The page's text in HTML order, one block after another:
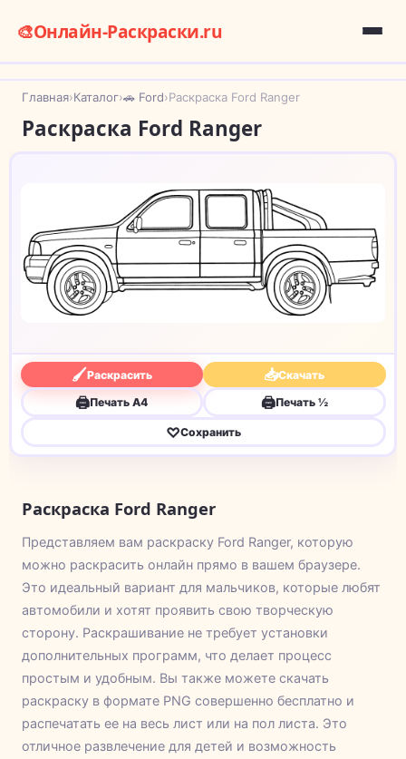
🎨Онлайн-Раскраски.ru
Главная›Каталог›🚗 Ford›Раскраска Ford Ranger
Раскраска Ford Ranger
🖌Раскрасить 📥Скачать
🖨Печать A4 🖨Печать ½
♡Сохранить
Раскраска Ford Ranger
Представляем вам раскраску Ford Ranger, которую
можно раскрасить онлайн прямо в вашем браузере.
Это идеальный вариант для мальчиков, которые любят
автомобили и хотят проявить свою творческую
сторону. Раскрашивание не требует установки
дополнительных программ, что делает процесс
простым и удобным. Вы также можете скачать
раскраску в формате PNG совершенно бесплатно и
распечатать ее на весь лист или на пол листа. Это
отличное развлечение для детей и возможность